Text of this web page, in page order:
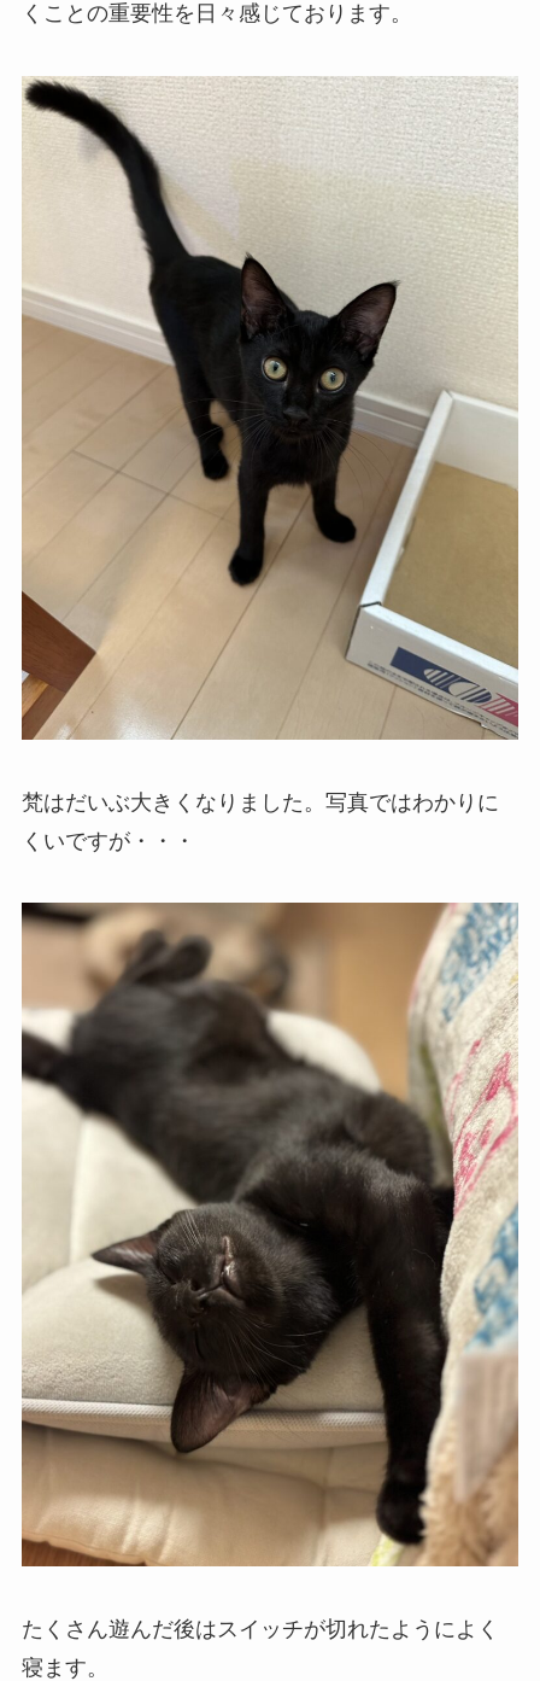
くことの重要性を日々感じております。
梵はだいぶ大きくなりました。写真ではわかりに
くいですが・・・
たくさん遊んだ後はスイッチが切れたようによく
寝ます。